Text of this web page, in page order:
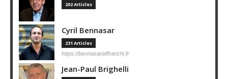
202 Articles
Cyril Bennasar
231 Articles
https://bennasarlaffranchi.fr
Jean-Paul Brighelli